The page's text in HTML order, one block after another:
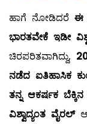
ಹಾಗೆ ನೋಡಿದರೆ ಈ
ಭಾರತವೇಕೆ ಇಡೀ
ಚಿರಪರಿತವಾಗಿದ್ದು,
ನಡೆದ ಐತಿಹಾಸಿಕ
ತನ್ನ ಆಕರ್ಷಕ
ವಿಶ್ವಾದ್ಯಂತ ವೈರಲ್